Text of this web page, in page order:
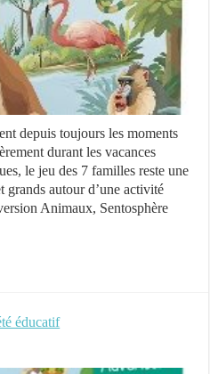
depuis toujours les moments
durant les vacances
le jeu des 7 familles reste une
grands autour d’une activité
Animaux, Sentosphère
éducatif